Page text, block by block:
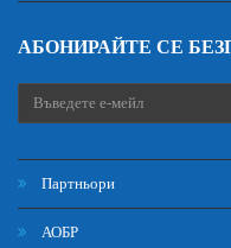
АБОНИРАЙТЕ СЕ
Партньори
АОБР